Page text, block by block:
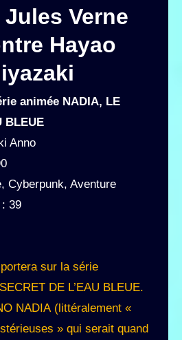
Verne
Hayao
BLEUE
Anno
Cyberpunk, Aventure
: 39
portera sur la série
DE L’EAU BLEUE.
NADIA (littéralement «
» qui serait quand